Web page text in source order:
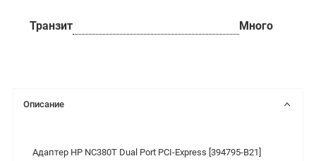
Транзит Много
Описание
Адаптер HP NC380T Dual Port PCI-Express [394795-B21]